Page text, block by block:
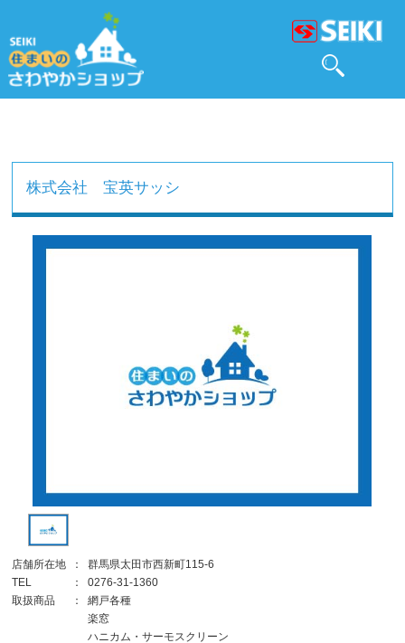
株式会社 宝英サッシ
店舗所在地 ：
群馬県太田市西新町115-6
TEL
：
0276-31-1360
取扱商品
：
網戸各種
楽窓
ハニカム・サーモスクリーン